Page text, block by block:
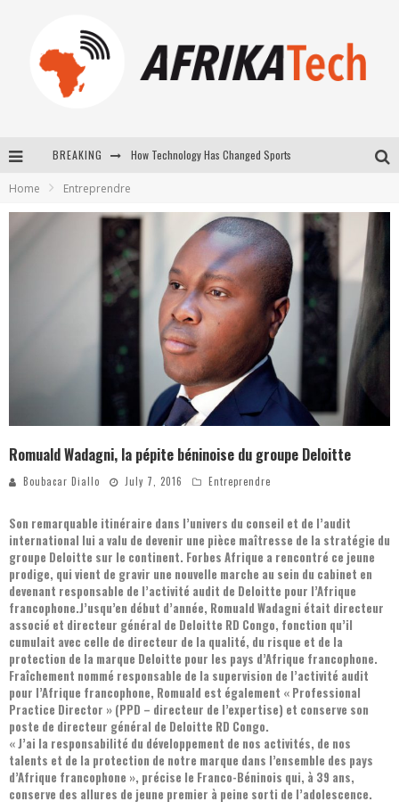
BREAKING
La Révolution Silencieuse : Quand Les Entrepreneurs Africains Décident de ne Plus se Taire
Home Entreprendre
Romuald Wadagni, la pépite béninoise du groupe Deloitte
Boubacar Diallo July 7, 2016 Entreprendre
Son remarquable itinéraire dans l’univers du conseil et de l’audit
international lui a valu de devenir une pièce maîtresse de la stratégie du
groupe Deloitte sur le continent. Forbes Afrique a rencontré ce jeune
prodige, qui vient de gravir une nouvelle marche au sein du cabinet en
devenant responsable de l’activité audit de Deloitte pour l’Afrique
francophone.J’usqu’en début d’année, Romuald Wadagni était directeur
associé et directeur général de Deloitte RD Congo, fonction qu’il
cumulait avec celle de directeur de la qualité, du risque et de la
protection de la marque Deloitte pour les pays d’Afrique francophone.
Fraîchement nommé responsable de la supervision de l’activité audit
pour l’Afrique francophone, Romuald est également « Professional
Practice Director » (PPD – directeur de l’expertise) et conserve son
poste de directeur général de Deloitte RD Congo.
« J’ai la responsabilité du développement de nos activités, de nos
talents et de la protection de notre marque dans l’ensemble des pays
d’Afrique francophone », précise le Franco-Béninois qui, à 39 ans,
conserve des allures de jeune premier à peine sorti de l’adolescence.